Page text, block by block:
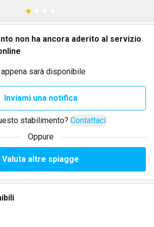
non ha ancora aderito al servizio
sarà disponibile
Inviami una notifica
stabilimento? Contattaci
Oppure
Valuta altre spiagge